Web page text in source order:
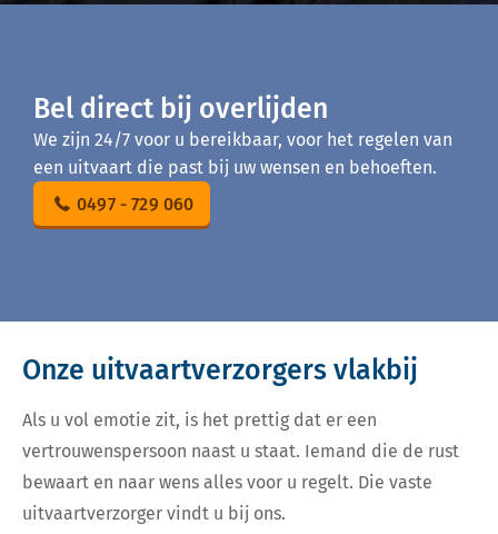
Bel direct bij overlijden
We zijn 24/7 voor u bereikbaar, voor het regelen van
een uitvaart die past bij uw wensen en behoeften.
0497 - 729 060
Onze uitvaartverzorgers vlakbij
Als u vol emotie zit, is het prettig dat er een
vertrouwenspersoon naast u staat. Iemand die de rust
bewaart en naar wens alles voor u regelt. Die vaste
uitvaartverzorger vindt u bij ons.